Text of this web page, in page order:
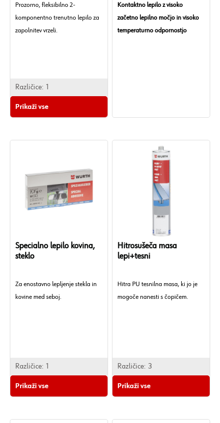
MPa
Trdota po Shore D: 70 +/- 5.
Prozorno, fleksibilno 2-
komponentno trenutno lepilo za
zapolnitev vrzeli.
Različice: 1
Prikaži vse
Kontaktno lepilo z visoko
začetno lepilno močjo in visoko
temperaturno odpornostjo
Specialno lepilo kovina,
steklo
Za enostavno lepljenje stekla in
kovine med seboj.
Različice: 1
Prikaži vse
Hitrosušeča masa
lepi+tesni
Hitra PU tesnilna masa, ki jo je
mogoče nanesti s čopičem.
Različice: 3
Prikaži vse